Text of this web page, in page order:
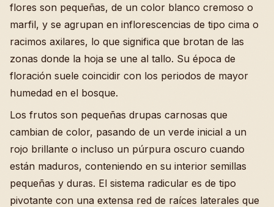
flores son pequeñas, de un color blanco cremoso o
marfil, y se agrupan en inflorescencias de tipo cima o
racimos axilares, lo que significa que brotan de las
zonas donde la hoja se une al tallo. Su época de
floración suele coincidir con los periodos de mayor
humedad en el bosque.
Los frutos son pequeñas drupas carnosas que
cambian de color, pasando de un verde inicial a un
rojo brillante o incluso un púrpura oscuro cuando
están maduros, conteniendo en su interior semillas
pequeñas y duras. El sistema radicular es de tipo
pivotante con una extensa red de raíces laterales que